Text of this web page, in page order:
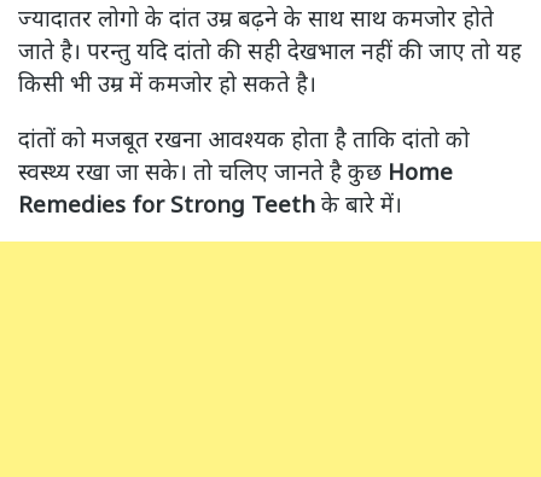
ज्यादातर लोगो के दांत उम्र बढ़ने के साथ साथ कमजोर होते
जाते है। परन्तु यदि दांतो की सही देखभाल नहीं की जाए तो यह
किसी भी उम्र में कमजोर हो सकते है।
दांतों को मजबूत रखना आवश्यक होता है ताकि दांतो को
स्वस्थ्य रखा जा सके। तो चलिए जानते है कुछ Home
Remedies for Strong Teeth के बारे में।